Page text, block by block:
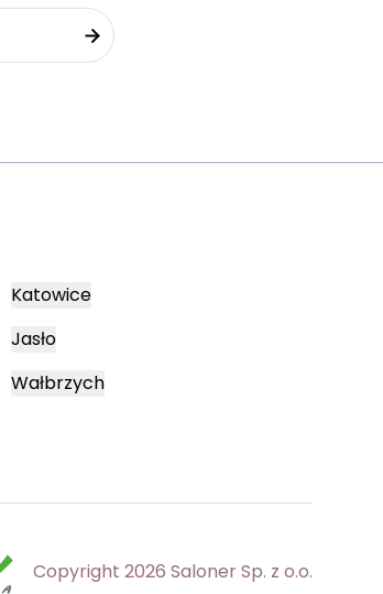
Katowice
Jasło
Wałbrzych
Copyright 2026 Saloner Sp. z o.o.